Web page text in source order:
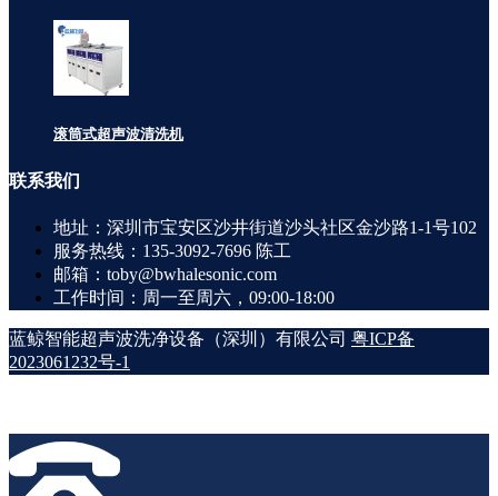
滚筒式超声波清洗机
联系我们
地址：深圳市宝安区沙井街道沙头社区金沙路1-1号102
服务热线：135-3092-7696 陈工
邮箱：toby@bwhalesonic.com
工作时间：周一至周六，09:00-18:00
蓝鲸智能超声波洗净设备（深圳）有限公司 粤ICP备
2023061232号-1